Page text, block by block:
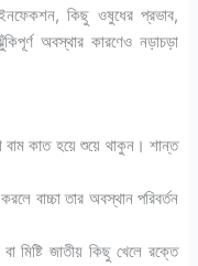
কিছু ওষুধের প্রভাব,
অবস্থার কারণেও নড়াচড়া
বাম কাত হয়ে শুয়ে থাকুন। শান্ত
বাচ্চা তার অবস্থান পরিবর্তন
মিষ্টি জাতীয় কিছু খেলে রক্তে